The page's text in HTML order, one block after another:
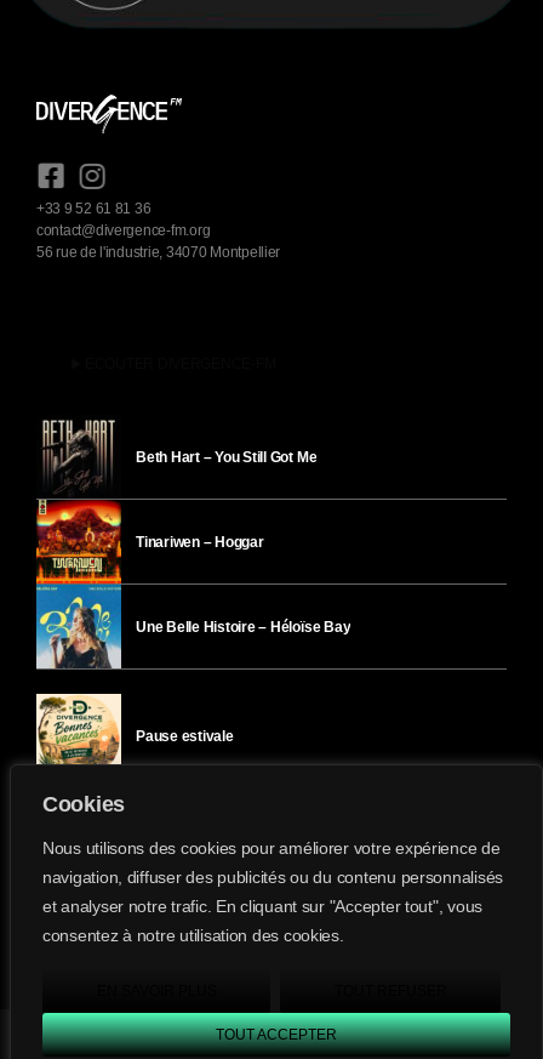
Cookies
Nous utilisons des cookies pour améliorer votre expérience de
navigation, diffuser des publicités ou du contenu personnalisés
et analyser notre trafic. En cliquant sur "Accepter tout", vous
consentez à notre utilisation des cookies.
TOUT ACCEPTER
play_arrow Divergence FM keyboard_arrow_right
+33 9 52 61 81 36
contact@divergence-fm.org
56 rue de l'industrie, 34070 Montpellier
Beth Hart – You Still Got Me
Tinariwen – Hoggar
Une Belle Histoire – Héloïse Bay
Pause estivale
Ici l’Ombre – mardi 28 juillet